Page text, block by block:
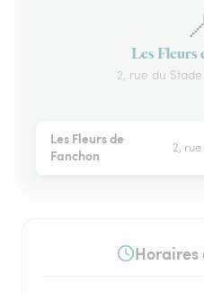
Les Fleurs
2, rue du
Les Fleurs de
Fanchon
2,
Horaires